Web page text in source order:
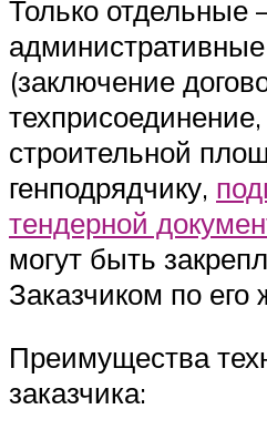
Только отдельные
(заключение
строительной
генподрядчику,
тендерной
могут быть
Заказчиком по
Преимущества
заказчика: